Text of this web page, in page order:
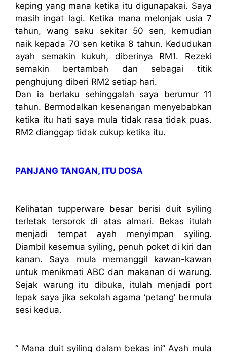
keping yang mana ketika itu digunapakai. Saya
masih ingat lagi. Ketika mana melonjak usia 7
tahun, wang saku sekitar 50 sen, kemudian
naik kepada 70 sen ketika 8 tahun. Kedudukan
ayah semakin kukuh, diberinya RM1. Rezeki
semakin bertambah dan sebagai titik
penghujung diberi RM2 setiap hari.
Dan ia berlaku sehinggalah saya berumur 11
tahun. Bermodalkan kesenangan menyebabkan
ketika itu hati saya mula tidak rasa tidak puas.
RM2 dianggap tidak cukup ketika itu.
PANJANG TANGAN, ITU DOSA
Kelihatan tupperware besar berisi duit syiling
terletak tersorok di atas almari. Bekas itulah
menjadi tempat ayah menyimpan syiling.
Diambil kesemua syiling, penuh poket di kiri dan
kanan. Saya mula memanggil kawan-kawan
untuk menikmati ABC dan makanan di warung.
Sejak warung itu dibuka, itulah menjadi port
lepak saya jika sekolah agama ‘petang’ bermula
sesi kedua.
“ Mana duit syiling dalam bekas ini” Ayah mula